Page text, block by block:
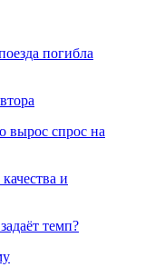
погибла
вырос спрос на
и
темп?